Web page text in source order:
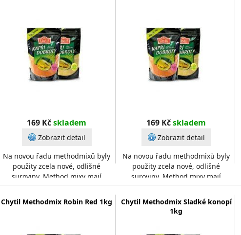
169 Kčskladem
Zobrazit detail
Na novou řadu methodmixů byly
použity zcela nové, odlišné
suroviny. Method mixy mají
hrubou strukturu, dobře pojí, ale
zároveň se ve vodě ta
169 Kčskladem
Zobrazit detail
Na novou řadu methodmixů byly
použity zcela nové, odlišné
suroviny. Method mixy mají
hrubou strukturu, dobře pojí, ale
zároveň se ve vodě ta
Chytil Methodmix Robin Red 1kg
Chytil Methodmix Sladké konopí
1kg